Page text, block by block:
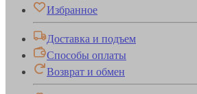
Избранное
Доставка и подъем
Способы оплаты
Возврат и обмен